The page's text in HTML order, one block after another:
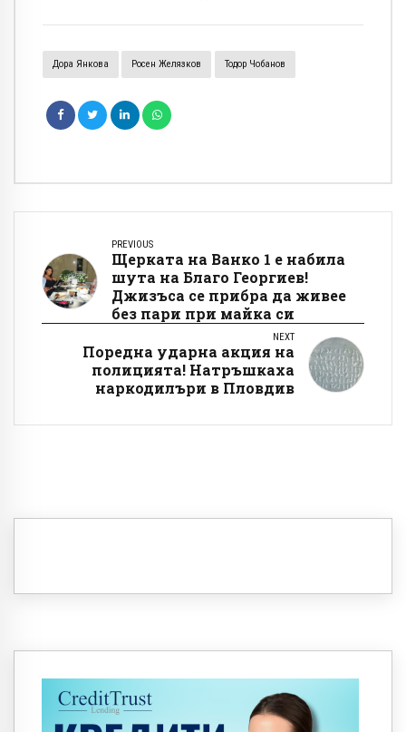
Дора Янкова Росен Желязков Тодор Чобанов
PREVIOUS
Щерката на Ванко 1 е набила
шута на Благо Георгиев!
Джизъса се прибра да живее
без пари при майка си
NEXT
Поредна ударна акция на
полицията! Натръшкаха
наркодилъри в Пловдив